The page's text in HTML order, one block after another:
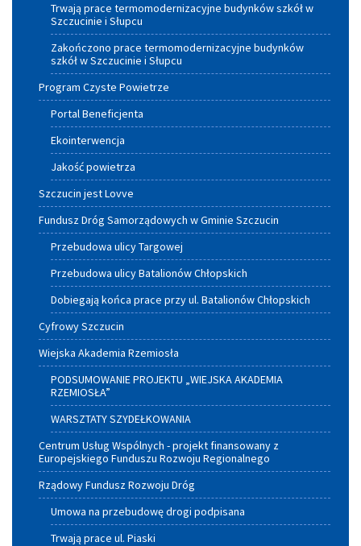
Trwają prace termomodernizacyjne budynków szkół w
Szczucinie i Słupcu
Zakończono prace termomodernizacyjne budynków
szkół w Szczucinie i Słupcu
Program Czyste Powietrze
Portal Beneficjenta
Ekointerwencja
Jakość powietrza
Szczucin jest Lovve
Fundusz Dróg Samorządowych w Gminie Szczucin
Przebudowa ulicy Targowej
Przebudowa ulicy Batalionów Chłopskich
Dobiegają końca prace przy ul. Batalionów Chłopskich
Cyfrowy Szczucin
Wiejska Akademia Rzemiosła
PODSUMOWANIE PROJEKTU „WIEJSKA AKADEMIA
RZEMIOSŁA”
WARSZTATY SZYDEŁKOWANIA
Centrum Usług Wspólnych - projekt finansowany z
Europejskiego Funduszu Rozwoju Regionalnego
Rządowy Fundusz Rozwoju Dróg
Umowa na przebudowę drogi podpisana
Trwają prace ul. Piaski